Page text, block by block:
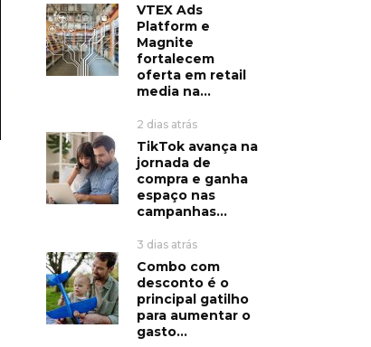
VTEX Ads
Platform e
Magnite
fortalecem
oferta em retail
media na...
2 dias atrás
TikTok avança na
jornada de
compra e ganha
espaço nas
campanhas...
3 dias atrás
Combo com
desconto é o
principal gatilho
para aumentar o
gasto...